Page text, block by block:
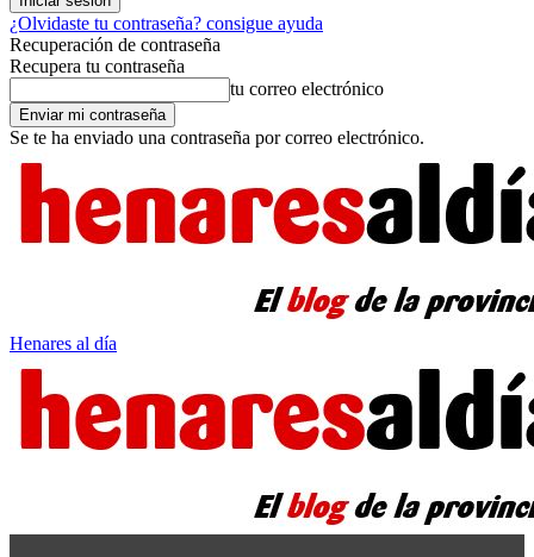
¿Olvidaste tu contraseña? consigue ayuda
Recuperación de contraseña
Recupera tu contraseña
tu correo electrónico
Se te ha enviado una contraseña por correo electrónico.
Henares al día